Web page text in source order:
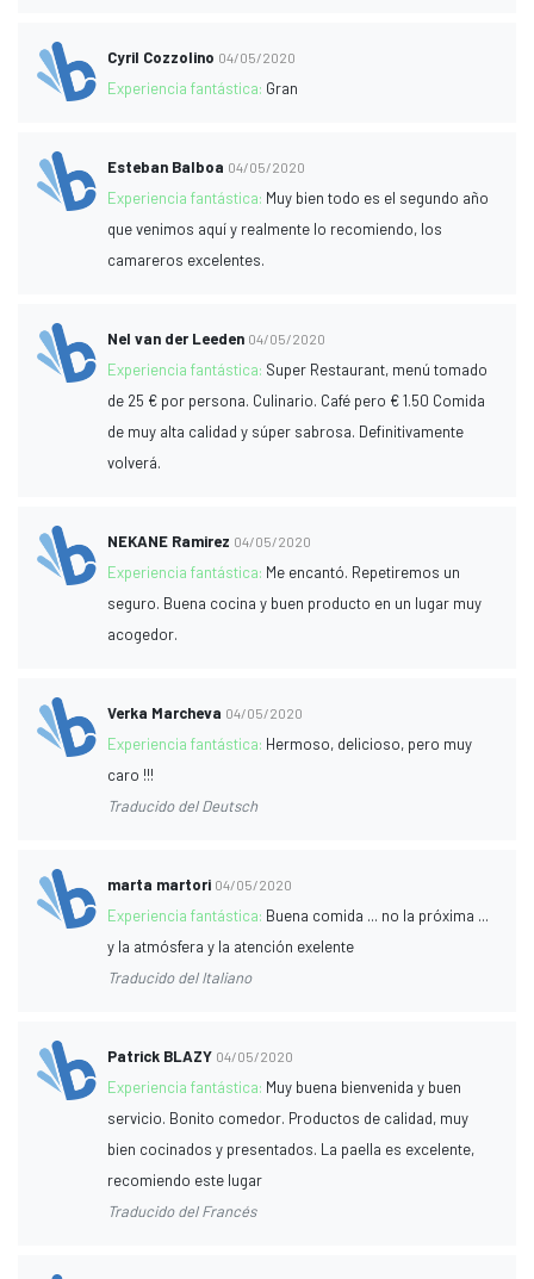
Cyril Cozzolino 04/05/2020
Experiencia fantástica: Gran
Esteban Balboa 04/05/2020
Experiencia fantástica: Muy bien todo es el segundo año
que venimos aquí y realmente lo recomiendo, los
camareros excelentes.
Nel van der Leeden 04/05/2020
Experiencia fantástica: Super Restaurant, menú tomado
de 25 € por persona. Culinario. Café pero € 1.50 Comida
de muy alta calidad y súper sabrosa. Definitivamente
volverá.
NEKANE Ramirez 04/05/2020
Experiencia fantástica: Me encantó. Repetiremos un
seguro. Buena cocina y buen producto en un lugar muy
acogedor.
Verka Marcheva 04/05/2020
Experiencia fantástica: Hermoso, delicioso, pero muy
caro !!!
Traducido del Deutsch
marta martori 04/05/2020
Experiencia fantástica: Buena comida ... no la próxima ...
y la atmósfera y la atención exelente
Traducido del Italiano
Patrick BLAZY 04/05/2020
Experiencia fantástica: Muy buena bienvenida y buen
servicio. Bonito comedor. Productos de calidad, muy
bien cocinados y presentados. La paella es excelente,
recomiendo este lugar
Traducido del Francés